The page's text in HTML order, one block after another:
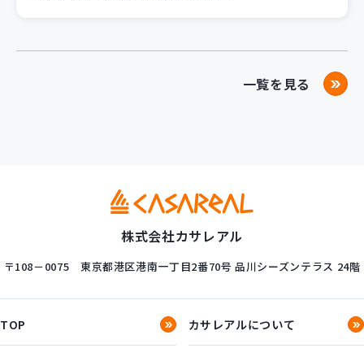
一覧を見る
株式会社カサレアル
〒108－0075 東京都港区港南一丁目2番70号 品川シーズンテラス 24階
TOP カサレアルについて